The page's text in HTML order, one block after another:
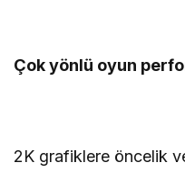
Çok yönlü oyun
2K grafiklere öncelik